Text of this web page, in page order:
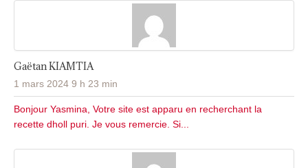
Gaëtan KIAMTIA
1 mars 2024 9 h 23 min
Bonjour Yasmina, Votre site est apparu en recherchant la
recette dholl puri. Je vous remercie. Si...